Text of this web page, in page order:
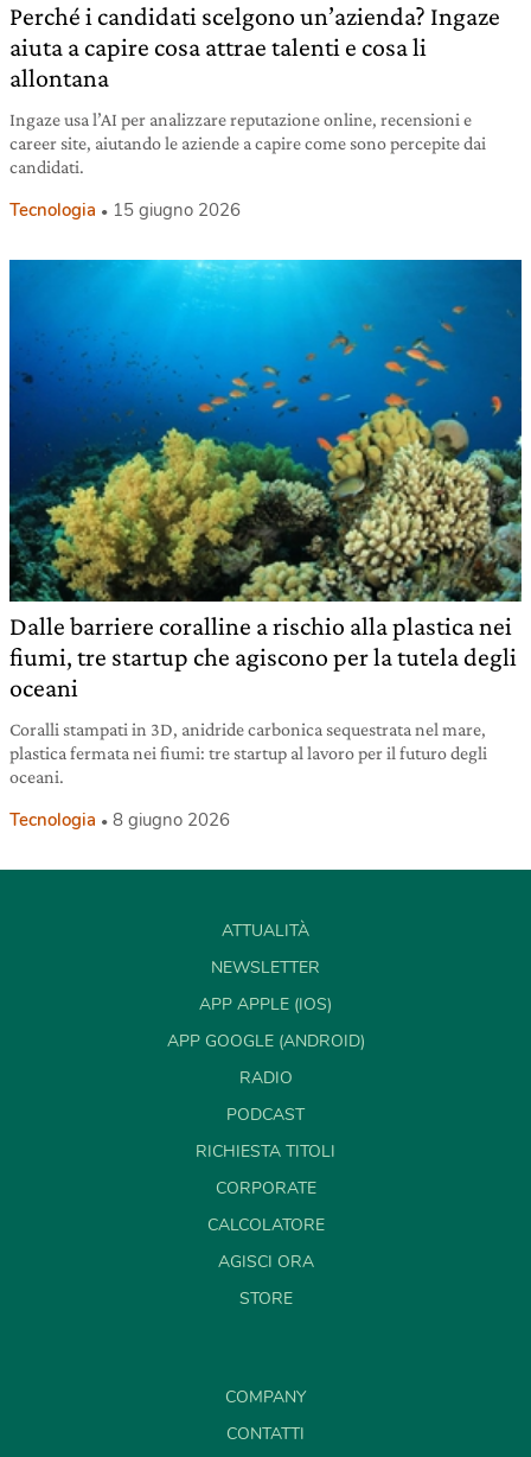
Perché i candidati scelgono un’azienda? Ingaze
aiuta a capire cosa attrae talenti e cosa li
allontana
Ingaze usa l’AI per analizzare reputazione online, recensioni e
career site, aiutando le aziende a capire come sono percepite dai
candidati.
Tecnologia 15 giugno 2026
Dalle barriere coralline a rischio alla plastica nei
fiumi, tre startup che agiscono per la tutela degli
oceani
Coralli stampati in 3D, anidride carbonica sequestrata nel mare,
plastica fermata nei fiumi: tre startup al lavoro per il futuro degli
oceani.
Tecnologia 8 giugno 2026
ATTUALITÀ
NEWSLETTER
APP APPLE (IOS)
APP GOOGLE (ANDROID)
RADIO
PODCAST
RICHIESTA TITOLI
CORPORATE
CALCOLATORE
AGISCI ORA
STORE
COMPANY
CONTATTI